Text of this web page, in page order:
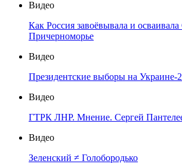
Видео
Как Россия завоёвывала и
Причерноморье
Видео
Президентские выборы на Украине-
Видео
ГТРК ЛНР. Мнение. Сергей
Видео
Зеленский ≠ Голобородько